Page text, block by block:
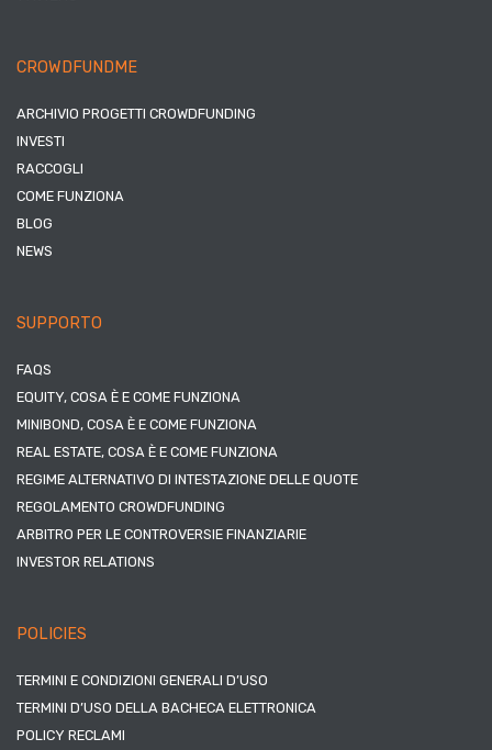
CROWDFUNDME
ARCHIVIO PROGETTI CROWDFUNDING
INVESTI
RACCOGLI
COME FUNZIONA
BLOG
NEWS
SUPPORTO
FAQS
EQUITY, COSA È E COME FUNZIONA
MINIBOND, COSA È E COME FUNZIONA
REAL ESTATE, COSA È E COME FUNZIONA
REGIME ALTERNATIVO DI INTESTAZIONE DELLE QUOTE
REGOLAMENTO CROWDFUNDING
ARBITRO PER LE CONTROVERSIE FINANZIARIE
INVESTOR RELATIONS
POLICIES
TERMINI E CONDIZIONI GENERALI D’USO
TERMINI D’USO DELLA BACHECA ELETTRONICA
POLICY RECLAMI